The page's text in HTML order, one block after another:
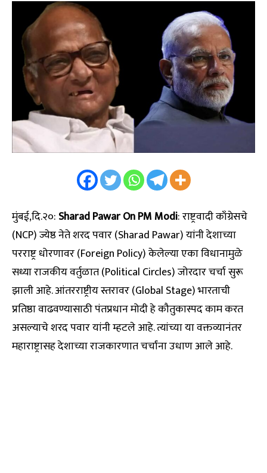
मुंबई,दि.२०: Sharad Pawar On PM Modi: राष्ट्रवादी काँग्रेसचे
(NCP) ज्येष्ठ नेते शरद पवार (Sharad Pawar) यांनी देशाच्या
परराष्ट्र धोरणावर (Foreign Policy) केलेल्या एका विधानामुळे
सध्या राजकीय वर्तुळात (Political Circles) जोरदार चर्चा सुरू
झाली आहे. आंतरराष्ट्रीय स्तरावर (Global Stage) भारताची
प्रतिष्ठा वाढवण्यासाठी पंतप्रधान मोदी हे कौतुकास्पद काम करत
असल्याचे शरद पवार यांनी म्हटले आहे. त्यांच्या या वक्तव्यानंतर
महाराष्ट्रासह देशाच्या राजकारणात चर्चांना उधाण आले आहे.